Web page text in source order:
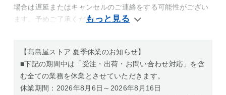
場合は遅延またはキャンセルのご連絡をする可能性がござい
ます。予めご了承ください。
【髙島屋ストア 夏季休業のお知らせ】
■下記の期間中は「受注・出荷・お問い合わせ対応」を含
む全ての業務を休業とさせていただきます。
休業期間：2026年8月6日～2026年8月16日